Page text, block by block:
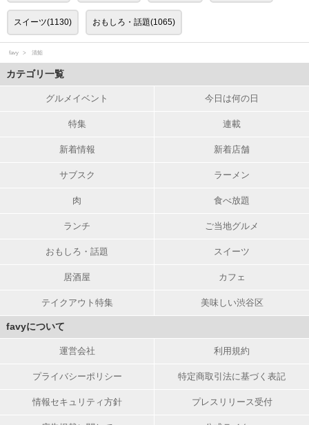
スイーツ(1130) おもしろ・話題(1065)
favy 清鮨
カテゴリ一覧
グルメイベント 今日は何の日
特集 連載
新着情報 新着店舗
サブスク ラーメン
肉 食べ放題
ランチ ご当地グルメ
おもしろ・話題 スイーツ
居酒屋 カフェ
テイクアウト特集 美味しい渋谷区
favyについて
運営会社 利用規約
プライバシーポリシー 特定商取引法に基づく表記
情報セキュリティ方針 プレスリリース受付